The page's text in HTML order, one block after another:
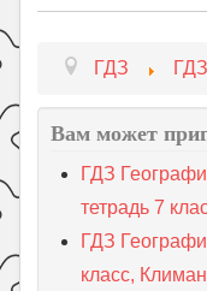
ГДЗ
Вам может
ГДЗ
тетрадь 7
ГДЗ
класс,